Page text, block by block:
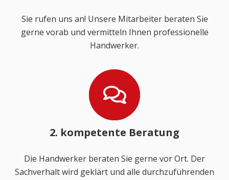
Sie rufen uns an! Unsere Mitarbeiter beraten Sie
gerne vorab und vermitteln Ihnen professionelle
Handwerker.
2. kompetente Beratung
Die Handwerker beraten Sie gerne vor Ort. Der
Sachverhalt wird geklärt und alle durchzuführenden